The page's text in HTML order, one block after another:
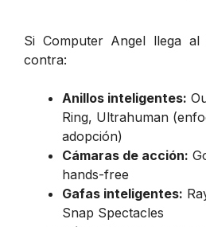
Si Computer Angel llega al
contra:
Anillos inteligentes:
Ring, Ultrahuman
adopción)
Cámaras de acción:
hands-free
Gafas inteligentes:
Snap Spectacles